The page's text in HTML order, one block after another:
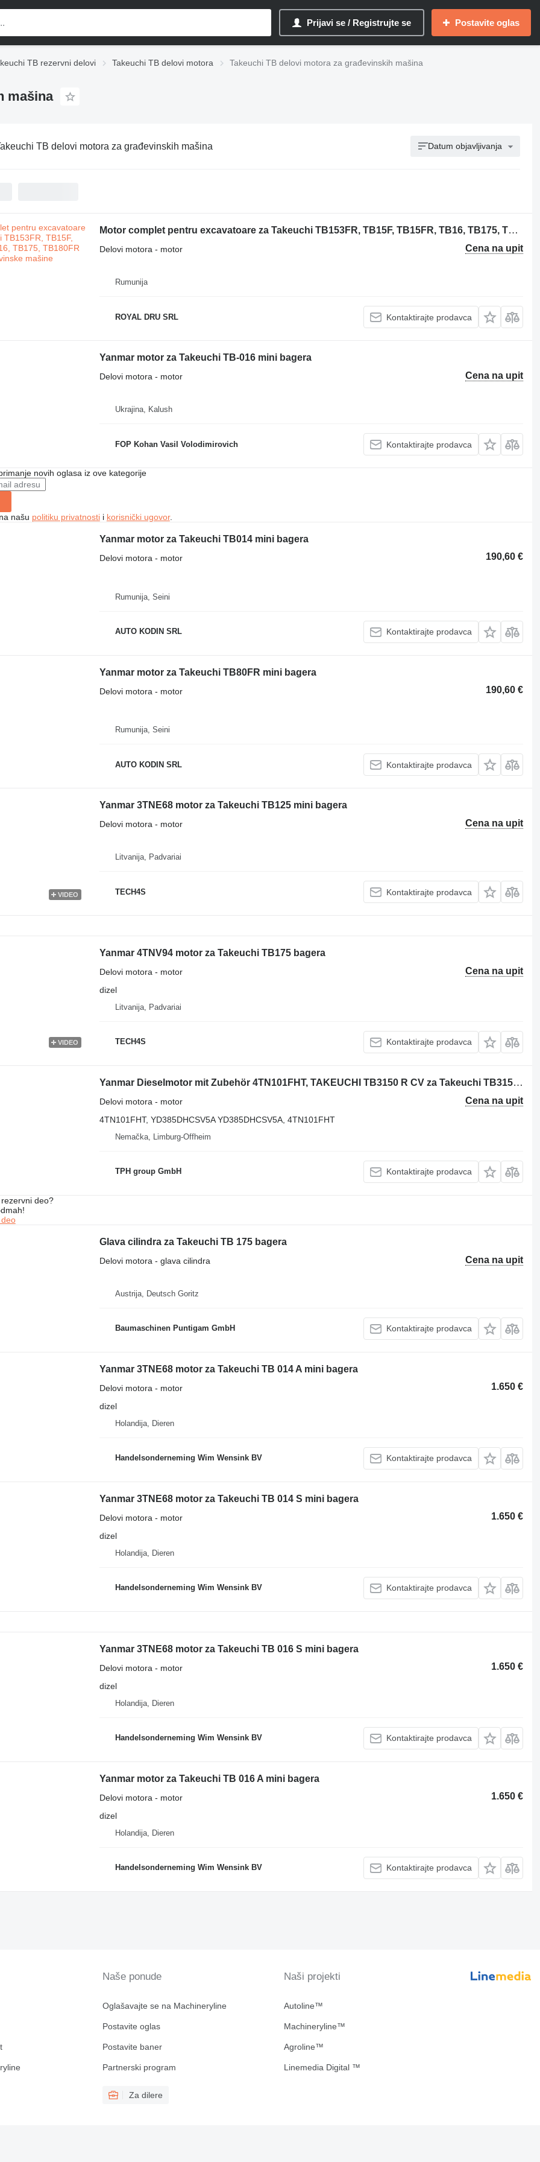
Prijavi se / Registrujte se Postavite oglas
TB rezervni delovi Takeuchi TB delovi motora Takeuchi TB delovi motora za građevinskih mašina
mašina
TB delovi motora za građevinskih mašina Datum objavljivanja
Motor complet pentru excavatoare za Takeuchi TB153FR, TB15F, TB15FR, TB16, TB175, TB180FR građevinske mašine
Cena na upit
Delovi motora - motor
Rumunija
ROYAL DRU SRL Kontaktirajte prodavca
Yanmar motor za Takeuchi TB-016 mini bagera
Cena na upit
Delovi motora - motor
Ukrajina, Kalush
FOP Kohan Vasil Volodimirovich Kontaktirajte prodavca
novih oglasa iz ove kategorije
našu politiku privatnostii korisnički ugovor.
Yanmar motor za Takeuchi TB014 mini bagera
190,60 €
Delovi motora - motor
Rumunija, Seini
AUTO KODIN SRL Kontaktirajte prodavca
Yanmar motor za Takeuchi TB80FR mini bagera
190,60 €
Delovi motora - motor
Rumunija, Seini
AUTO KODIN SRL Kontaktirajte prodavca
VIDEO
Yanmar 3TNE68 motor za Takeuchi TB125 mini bagera
Cena na upit
Delovi motora - motor
Litvanija, Padvariai
TECH4S Kontaktirajte prodavca
VIDEO
Yanmar 4TNV94 motor za Takeuchi TB175 bagera
Cena na upit
Delovi motora - motor
dizel
Litvanija, Padvariai
TECH4S Kontaktirajte prodavca
Yanmar Dieselmotor mit Zubehör 4TN101FHT, TAKEUCHI TB3150 R CV za Takeuchi TB3150 R CV bagera
Cena na upit
Delovi motora - motor
4TN101FHT, YD385DHCSV5A YD385DHCSV5A, 4TN101FHT
Nemačka, Limburg-Offheim
TPH group GmbH Kontaktirajte prodavca
dеo?
Glava cilindra za Takeuchi TB 175 bagera
Cena na upit
Delovi motora - glava cilindra
Austrija, Deutsch Goritz
Baumaschinen Puntigam GmbH Kontaktirajte prodavca
Yanmar 3TNE68 motor za Takeuchi TB 014 A mini bagera
1.650 €
Delovi motora - motor
dizel
Holandija, Dieren
Handelsonderneming Wim Wensink BV Kontaktirajte prodavca
Yanmar 3TNE68 motor za Takeuchi TB 014 S mini bagera
1.650 €
Delovi motora - motor
dizel
Holandija, Dieren
Handelsonderneming Wim Wensink BV Kontaktirajte prodavca
Yanmar 3TNE68 motor za Takeuchi TB 016 S mini bagera
1.650 €
Delovi motora - motor
dizel
Holandija, Dieren
Handelsonderneming Wim Wensink BV Kontaktirajte prodavca
Yanmar motor za Takeuchi TB 016 A mini bagera
1.650 €
Delovi motora - motor
dizel
Holandija, Dieren
Handelsonderneming Wim Wensink BV Kontaktirajte prodavca
Naše ponude
Oglašavajte se na Machineryline
Postavite oglas
Postavite baner
Partnerski program
Za dilere
Naši projekti
Autoline™
Machineryline™
Agroline™
Linemedia Digital ™